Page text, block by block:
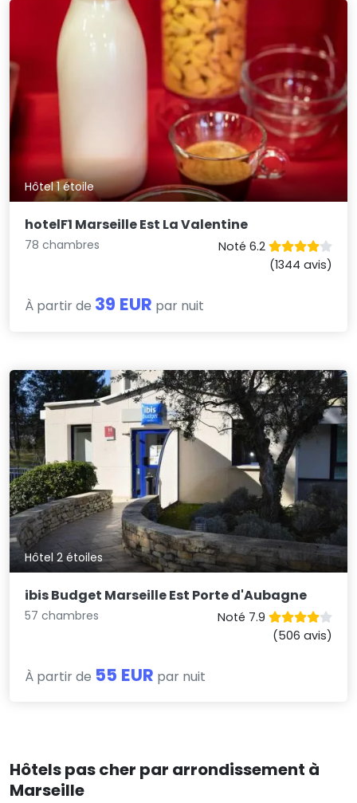
Hôtel 1 étoile
hotelF1 Marseille Est La Valentine
78 chambres
Noté 6.2
(1344 avis)
À partir de 39 EUR par nuit
Hôtel 2 étoiles
ibis Budget Marseille Est Porte d'Aubagne
57 chambres
Noté 7.9
(506 avis)
À partir de 55 EUR par nuit
Hôtels pas cher par arrondissement à
Marseille